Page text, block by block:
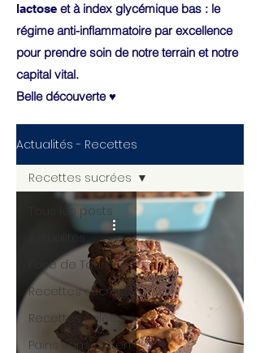
lactose et à index glycémique bas : le
régime anti-inflammatoire par excellence
pour prendre soin de notre terrain et notre
capital vital.
Belle découverte ♥
Actualités - Recettes
Tous les posts
Actualités
Foire de Tours
Recettes sucrées
Recettes salées
Pains sans gluten
Recettes sucrées